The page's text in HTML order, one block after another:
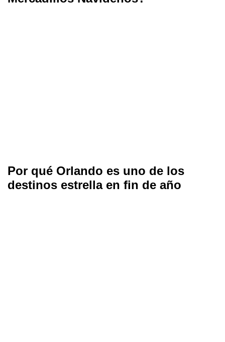
Por qué Orlando es uno de los
destinos estrella en fin de año